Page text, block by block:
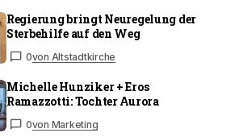
Regierung bringt Neuregelung der
Sterbehilfe auf den Weg
0von Altstadtkirche
Michelle Hunziker + Eros
Ramazzotti: Tochter Aurora
0von Marketing